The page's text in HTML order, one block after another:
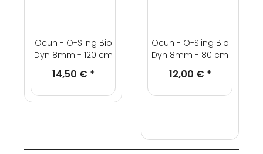
Ocun - O-Sling Bio
Dyn 8mm - 120 cm
14,50 € *
Ocun - O-Sling Bio
Dyn 8mm - 80 cm
12,00 € *